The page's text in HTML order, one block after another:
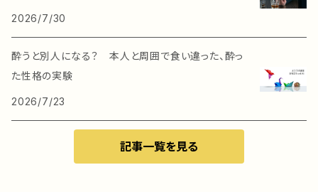
2026/7/30
酔うと別人になる？ 本人と周囲で食い違った、酔っ
た性格の実験
2026/7/23
記事一覧を見る